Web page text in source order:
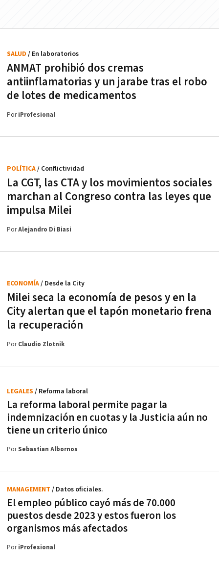
ANMAT prohibió dos cremas
antiinflamatorias y un jarabe tras el robo
de lotes de medicamentos
SALUD / En laboratorios
PoriProfesional
La CGT, las CTA y los movimientos sociales
marchan al Congreso contra las leyes que
impulsa Milei
POLÍTICA/ Conflictividad
PorAlejandro Di Biasi
Milei seca la economía de pesos y en la
City alertan que el tapón monetario frena
la recuperación
ECONOMÍA/ Desde la City
PorClaudio Zlotnik
La reforma laboral permite pagar la
indemnización en cuotas y la Justicia aún no
tiene un criterio único
LEGALES / Reforma laboral
PorSebastian Albornos
El empleo público cayó más de 70.000
puestos desde 2023 y estos fueron los
organismos más afectados
MANAGEMENT / Datos oficiales.
PoriProfesional